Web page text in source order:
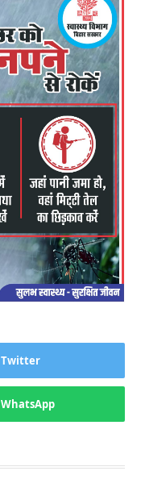
Twitter
WhatsApp